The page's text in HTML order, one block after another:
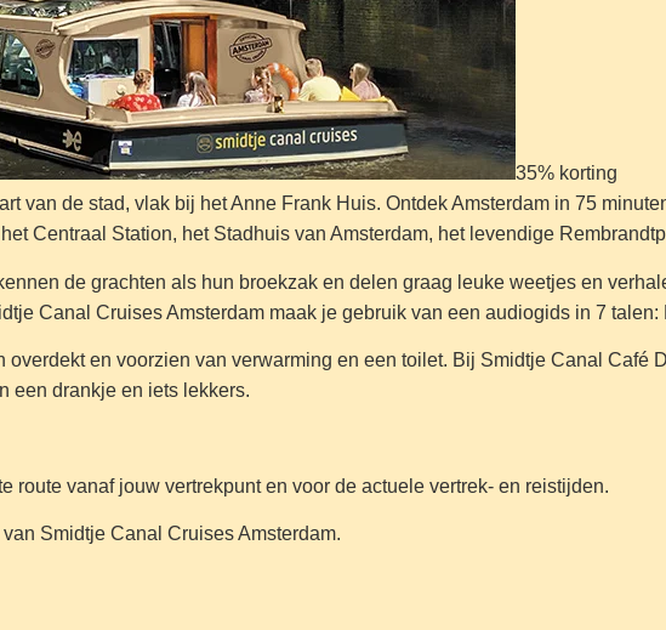
35% korting
van de stad, vlak bij het Anne Frank Huis. Ontdek Amsterdam in 75
Centraal Station, het Stadhuis van Amsterdam, het levendige
de grachten als hun broekzak en delen graag leuke weetjes en
Canal Cruises Amsterdam maak je gebruik van een audiogids in 7
overdekt en voorzien van verwarming en een toilet. Bij Smidtje Canal
een drankje en iets lekkers.
route vanaf jouw vertrekpunt en voor de actuele vertrek- en reistijden.
van Smidtje Canal Cruises Amsterdam.